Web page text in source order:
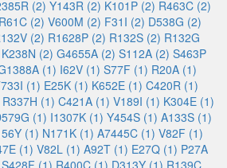
(2) Y143R (2) K101P (2) R463C (2)
R61C (2) V600M (2) F31I (2) D538G (2)
(2) R1628P (2) R132S (2) R132G
K238N (2) G4655A (2) S112A (2) S463P
(1) I62V (1) S77F (1) R20A (1)
(1) E25K (1) K652E (1) C420R (1)
R337H (1) C421A (1) V189I (1) K304E (1)
(1) I1307K (1) Y454S (1) A133S (1)
(1) N171K (1) A7445C (1) V82F (1)
(1) V82L (1) A92T (1) E27Q (1) P27A
S428F (1) R400C (1) D313Y (1) R139C